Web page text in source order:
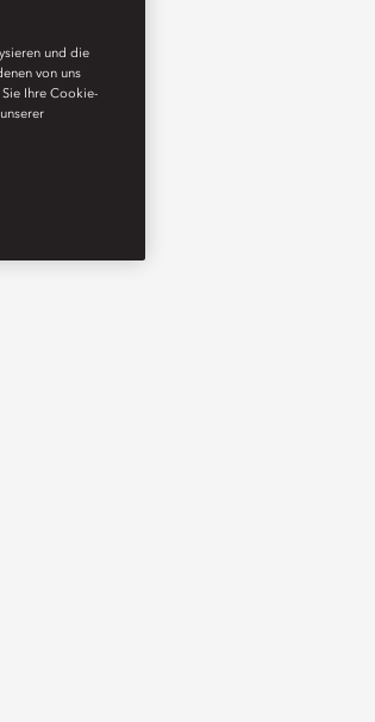
und die
von uns
Ihre Cookie-